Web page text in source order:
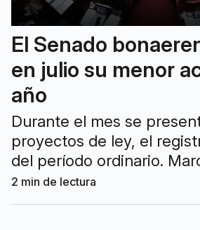
El Senado
en julio su menor
año
Durante el mes se
proyectos de ley, el
del período ordinario.
Leguizamón encabezó el
iniciativas.
2 min de lectura